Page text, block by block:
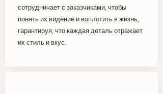
сотрудничает с заказчиками, чтобы
понять их видение и воплотить в жизнь,
гарантируя, что каждая деталь отражает
их стиль и вкус.